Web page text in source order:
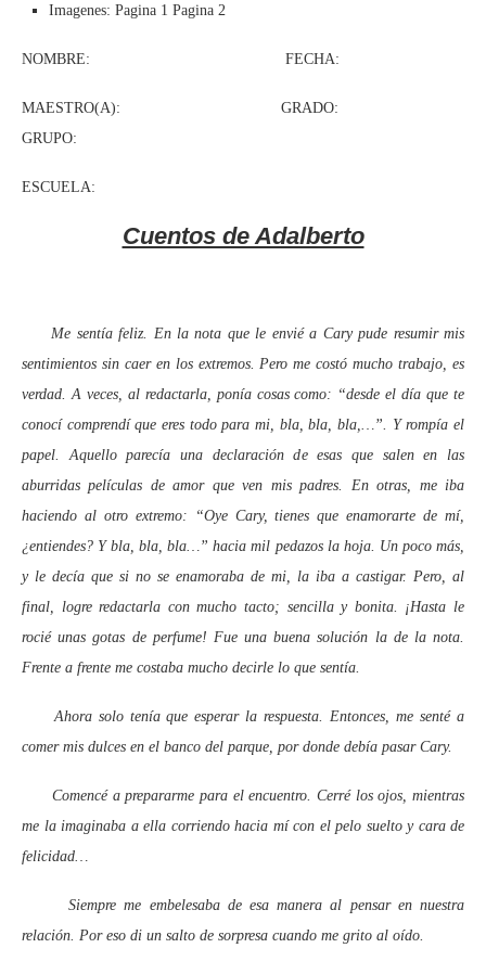
Imagenes: Pagina 1 Pagina 2
NOMBRE: FECHA:
MAESTRO(A): GRADO:
GRUPO:
ESCUELA:
Cuentos de Adalberto
Me sentía feliz. En la nota que le envié a Cary pude resumir mis
sentimientos sin caer en los extremos. Pero me costó mucho trabajo, es
verdad. A veces, al redactarla, ponía cosas como: “desde el día que te
conocí comprendí que eres todo para mi, bla, bla, bla,…”. Y rompía el
papel. Aquello parecía una declaración de esas que salen en las
aburridas películas de amor que ven mis padres. En otras, me iba
haciendo al otro extremo: “Oye Cary, tienes que enamorarte de mí,
¿entiendes? Y bla, bla, bla…” hacia mil pedazos la hoja. Un poco más,
y le decía que si no se enamoraba de mi, la iba a castigar. Pero, al
final, logre redactarla con mucho tacto; sencilla y bonita. ¡Hasta le
rocié unas gotas de perfume! Fue una buena solución la de la nota.
Frente a frente me costaba mucho decirle lo que sentía.
Ahora solo tenía que esperar la respuesta. Entonces, me senté a
comer mis dulces en el banco del parque, por donde debía pasar Cary.
Comencé a prepararme para el encuentro. Cerré los ojos, mientras
me la imaginaba a ella corriendo hacia mí con el pelo suelto y cara de
felicidad…
Siempre me embelesaba de esa manera al pensar en nuestra
relación. Por eso di un salto de sorpresa cuando me grito al oído.